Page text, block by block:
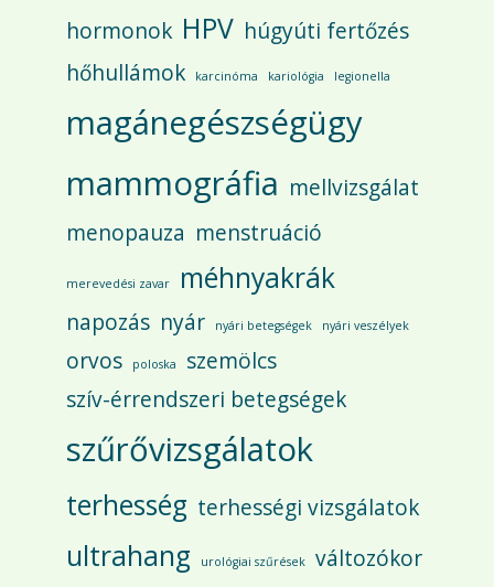
hormonok HPV húgyúti fertőzés
hőhullámok
karcinóma kariológia legionella
magánegészségügy
mammográfia mellvizsgálat
menopauza menstruáció
merevedési zavar méhnyakrák
napozás nyár nyári betegségek nyári veszélyek
orvos poloska
szemölcs
szív-érrendszeri betegségek
szűrővizsgálatok
terhesség terhességi vizsgálatok
ultrahang urológiai szűrések változókor